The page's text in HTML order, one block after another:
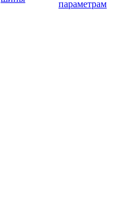
параметрам